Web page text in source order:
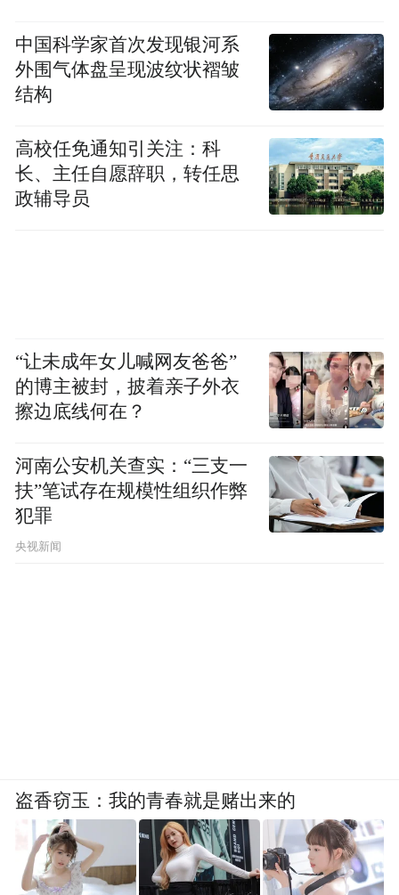
中国科学家首次发现银河系
外围气体盘呈现波纹状褶皱
结构
高校任免通知引关注：科
长、主任自愿辞职，转任思
政辅导员
“让未成年女儿喊网友爸爸”
的博主被封，披着亲子外衣
擦边底线何在？
河南公安机关查实：“三支一
扶”笔试存在规模性组织作弊
犯罪
央视新闻
盗香窃玉：我的青春就是赌出来的